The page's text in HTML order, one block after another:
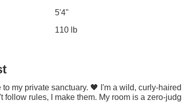
5'4"
110 lb
to my private sanctuary. 🖤 I'm a wild, curly-
follow rules, I make them. My room is a zero-